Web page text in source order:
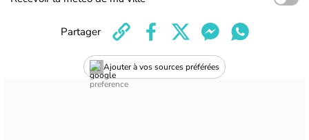
Ajouter à vos sources préférées
Partager